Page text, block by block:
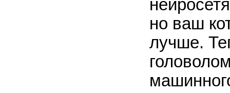
но ваш
лучше.